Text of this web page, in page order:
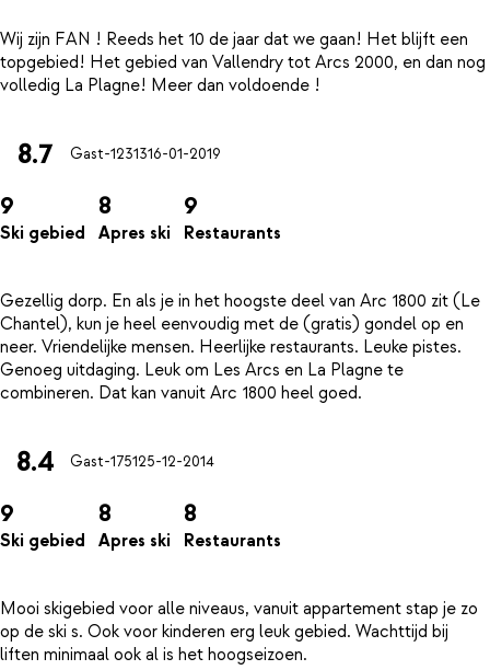
Wij zijn FAN ! Reeds het 10 de jaar dat we gaan! Het blijft een
topgebied! Het gebied van Vallendry tot Arcs 2000, en dan nog
8.7 Gast-1231316-01-2019
9
Ski gebied
8
Apres ski
9
Restaurants
Gezellig dorp. En als je in het hoogste deel van Arc 1800 zit (Le
Chantel), kun je heel eenvoudig met de (gratis) gondel op en
neer. Vriendelijke mensen. Heerlijke restaurants. Leuke pistes.
Genoeg uitdaging. Leuk om Les Arcs en La Plagne te
8.4 Gast-175125-12-2014
9
Ski gebied
8
Apres ski
8
Restaurants
Mooi skigebied voor alle niveaus, vanuit appartement stap je zo
op de ski s. Ook voor kinderen erg leuk gebied. Wachttijd bij